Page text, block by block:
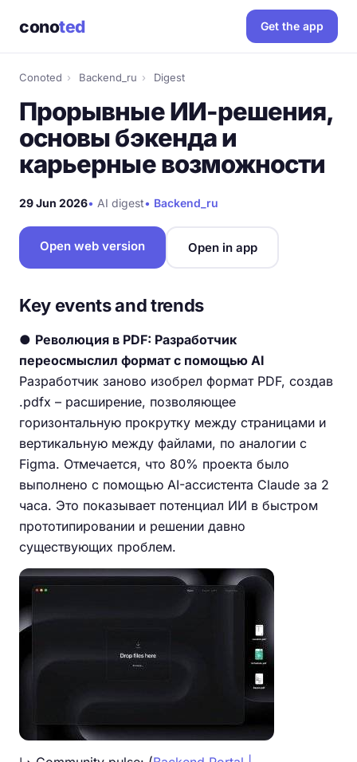
conoted Get the app
Conoted › Backend_ru › Digest
Прорывные ИИ-решения,
основы бэкенда и
карьерные возможности
29 Jun 2026• AI digest• Backend_ru
Open web version Open in app
Key events and trends
● Революция в PDF: Разработчик
переосмыслил формат с помощью AI
Разработчик заново изобрел формат PDF, создав
.pdfx – расширение, позволяющее
горизонтальную прокрутку между страницами и
вертикальную между файлами, по аналогии с
Figma. Отмечается, что 80% проекта было
выполнено с помощью AI-ассистента Claude за 2
часа. Это показывает потенциал ИИ в быстром
прототипировании и решении давно
существующих проблем.